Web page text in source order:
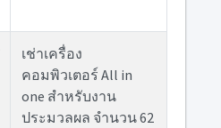
เช่าเครื่อง
คอมพิวเตอร์ All in
one สำหรับงาน
ประมวลผล จำนวน 62